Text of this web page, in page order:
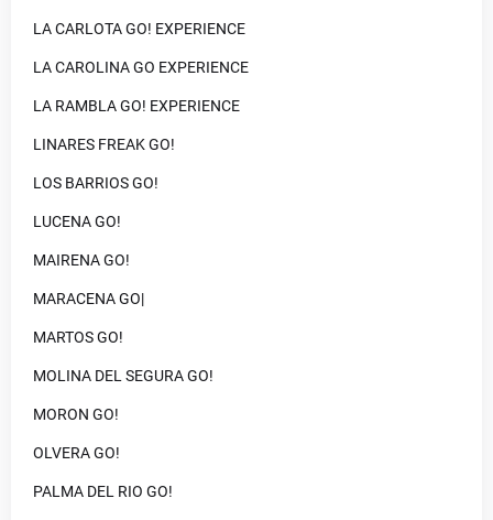
LA CARLOTA GO! EXPERIENCE
LA CAROLINA GO EXPERIENCE
LA RAMBLA GO! EXPERIENCE
LINARES FREAK GO!
LOS BARRIOS GO!
LUCENA GO!
MAIRENA GO!
MARACENA GO|
MARTOS GO!
MOLINA DEL SEGURA GO!
MORON GO!
OLVERA GO!
PALMA DEL RIO GO!